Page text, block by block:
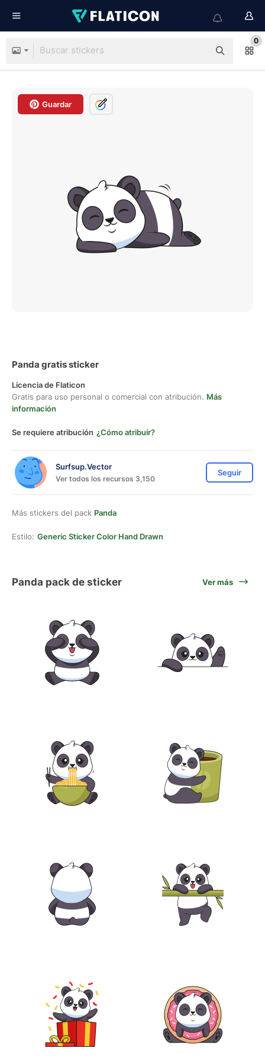
0
Guardar
Panda gratis sticker
Licencia de Flaticon
Gratis para uso personal o comercial con atribución. Más
información
Se requiere atribución ¿Cómo atribuir?
Surfsup.Vector
Ver todos los recursos 3,150
Seguir
Más stickers del pack Panda
Estilo: Generic Sticker Color Hand Drawn
Panda pack de sticker Ver más